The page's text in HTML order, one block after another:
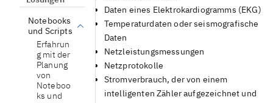
Notebooks
und Scripts
Erfahrun
g mit der
Planung
von
Noteboo
ks und
Daten eines Elektrokardiogramms (EKG)
Temperaturdaten oder seismografische
Daten
Netzleistungsmessungen
Netzprotokolle
Stromverbrauch, der von einem
intelligenten Zähler aufgezeichnet und